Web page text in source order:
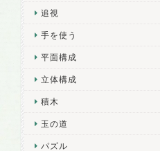
追視
手を使う
平面構成
立体構成
積木
玉の道
パズル